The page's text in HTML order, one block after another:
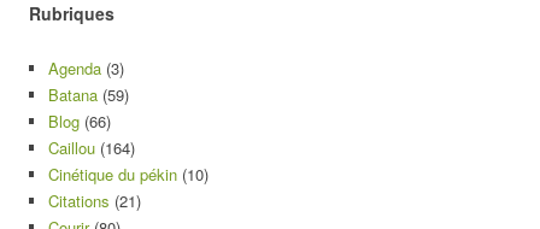
Rubriques
Agenda (3)
Batana (59)
Blog (66)
Caillou (164)
Cinétique du pékin (10)
Citations (21)